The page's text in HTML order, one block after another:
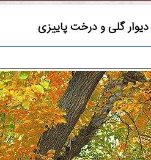
دیوار گلی و درخت پاییزی